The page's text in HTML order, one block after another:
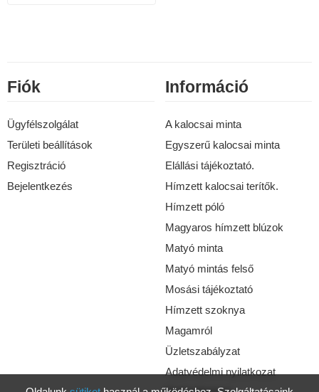
Fiók
Ügyfélszolgálat
Területi beállítások
Regisztráció
Bejelentkezés
Információ
A kalocsai minta
Egyszerű kalocsai minta
Elállási tájékoztató.
Hímzett kalocsai terítők.
Hímzett póló
Magyaros hímzett blúzok
Matyó minta
Matyó mintás felső
Mosási tájékoztató
Hímzett szoknya
Magamról
Üzletszabályzat
Adatvédelmi nyilatkozat